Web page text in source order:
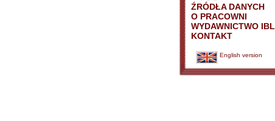
ŹRÓDŁA DANYCH
O PRACOWNI
WYDAWNICTWO IBL
KONTAKT
English version